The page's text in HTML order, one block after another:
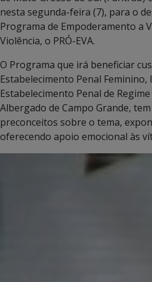
nesta segunda-feira (7), para o
Programa de Empoderamento a
Violência, o PRÓ-EVA.
O Programa que irá beneficiar
Estabelecimento Penal
Estabelecimento Penal de
Albergado de Campo Grande,
preconceitos sobre o tema,
oferecendo apoio emocional às